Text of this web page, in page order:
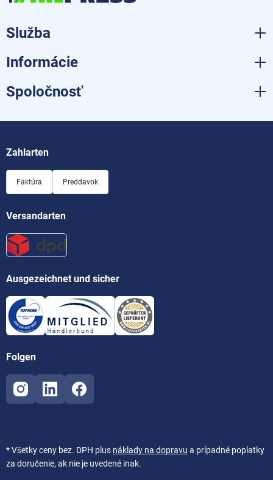
Služba
Informácie
Spoločnosť
Zahlarten
Faktúra Preddavok
Versandarten
Ausgezeichnet und sicher
Folgen
* Všetky ceny bez. DPH plus náklady na dopravu a prípadné poplatky
za doručenie, ak nie je uvedené inak.